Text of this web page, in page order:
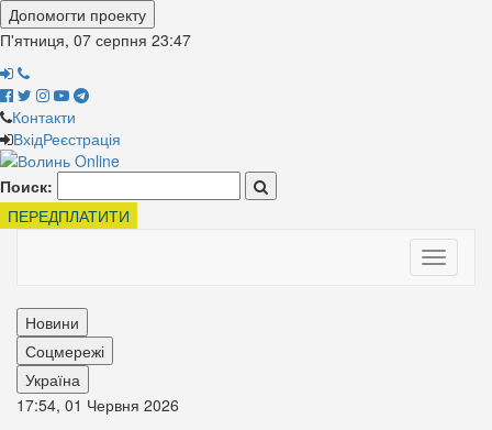
Допомогти проекту
П'ятниця, 07 серпня 23:47
Контакти
ВхідРеєстрація
Поиск:
ПЕРЕДПЛАТИТИ
Toggle
Новини
Соцмережі
Україна
17:54, 01 Червня 2026